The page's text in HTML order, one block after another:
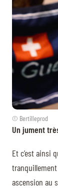
© Bertilleprod
Un jument
Et c’est ainsi
ascension au